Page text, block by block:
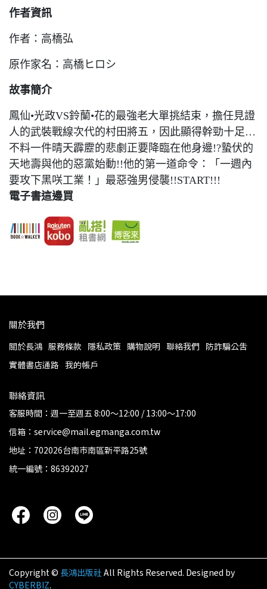
作者資訊
作者：高橋弘
原作家名：高橋ヒロシ
故事簡介
鳳仙•光政VS鈴蘭•花的最強老大單挑結束，擔任見證
人的武裝戰線次代的村田將五，因此顯得幹勁十足…
不料一件晴天霹靂的悲劇正要降臨在他身邊!?蟄伏的
天地壽與他的惡黨始動!!他的第一道命令：「一週內
要攻下黑咲工業！」最惡強男侵襲!!START!!!
電子書這邊買
關於我們
關於長鴻 服務條款 隱私政策 購物說明 聯絡我們 防詐騙公告
實體書店通路 我的帳戶
聯絡資訊
客服時間：週一至週五 8:00～12:00 / 13:00～17:00
信箱：service@mail.egmanga.com.tw
地址：702026台南市南區新平路25號
統一編號：86392027
Copyright © 長鴻出版社 All Rights Reserved. Designed by
CYBERBIZ.